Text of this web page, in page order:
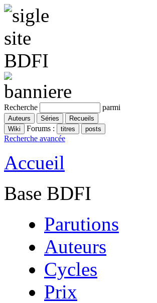
Recherche parmi
Forums :
Recherche avancée
Accueil
Base BDFI
Parutions
Auteurs
Cycles
Prix